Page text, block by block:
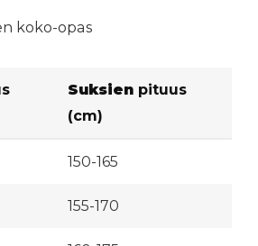
koko-opas
Suksien pituus
(cm)
150-165
155-170